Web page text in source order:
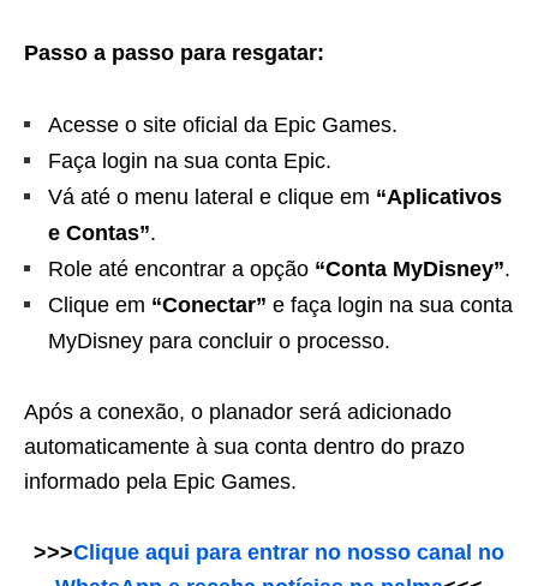
Passo a passo para resgatar:
Acesse o site oficial da Epic Games.
Faça login na sua conta Epic.
Vá até o menu lateral e clique em “Aplicativos
e Contas”.
Role até encontrar a opção “Conta MyDisney”.
Clique em “Conectar” e faça login na sua conta
MyDisney para concluir o processo.
Após a conexão, o planador será adicionado
automaticamente à sua conta dentro do prazo
informado pela Epic Games.
>>>Clique aqui para entrar no nosso canal no